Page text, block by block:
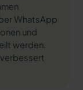
WhatsApp
und
werden.